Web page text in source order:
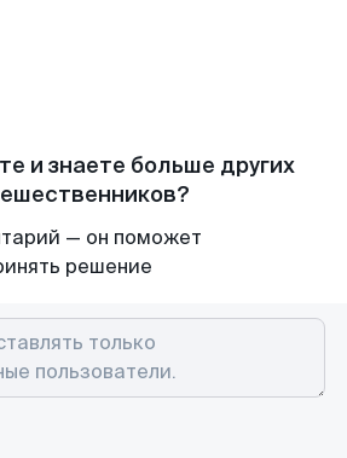
и знаете больше других
— он поможет
решение